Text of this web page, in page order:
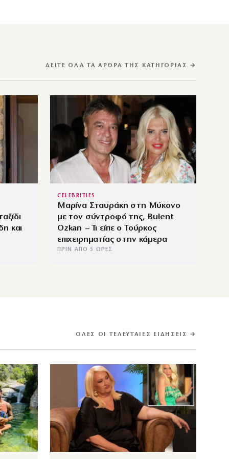
ΔΕΊΤΕ ΌΛΑ ΤΑ ΆΡΘΡΑ ΤΗΣ ΚΑΤΗΓΟΡΊΑΣ →
και
CELEBRITIES
Μαρίνα Σταυράκη στη Μύκονο
με τον σύντροφό της, Bulent
Ozkan – Τι είπε ο Τούρκος
επιχειρηματίας στην κάμερα
ΠΡΙΝ ΑΠΌ 5 ΏΡΕΣ
ΌΛΕΣ ΟΙ ΤΕΛΕΥΤΑΊΕΣ ΕΙΔΉΣΕΙΣ →